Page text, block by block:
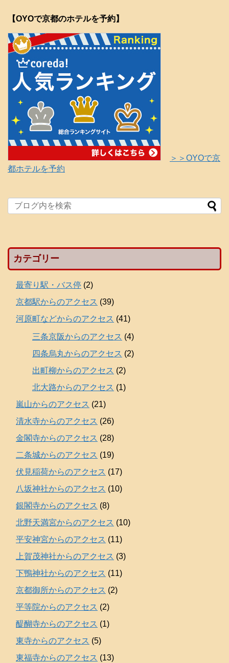
【OYOで京都のホテルを予約】
＞＞OYOで京
都ホテルを予約
カテゴリー
最寄り駅・バス停 (2)
京都駅からのアクセス (39)
河原町などからのアクセス (41)
三条京阪からのアクセス (4)
四条烏丸からのアクセス (2)
出町柳からのアクセス (2)
北大路からのアクセス (1)
嵐山からのアクセス (21)
清水寺からのアクセス (26)
金閣寺からのアクセス (28)
二条城からのアクセス (19)
伏見稲荷からのアクセス (17)
八坂神社からのアクセス (10)
銀閣寺からのアクセス (8)
北野天満宮からのアクセス (10)
平安神宮からのアクセス (11)
上賀茂神社からのアクセス (3)
下鴨神社からのアクセス (11)
京都御所からのアクセス (2)
平等院からのアクセス (2)
醍醐寺からのアクセス (1)
東寺からのアクセス (5)
東福寺からのアクセス (13)